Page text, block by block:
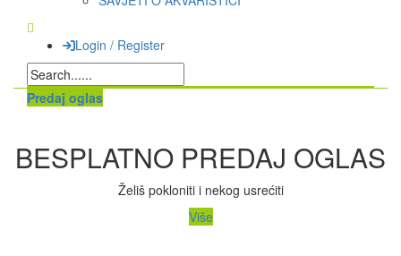
Login / Register
Predaj oglas
BESPLATNO PREDAJ OGLAS
Želiš pokloniti i nekog usrećiti
Više